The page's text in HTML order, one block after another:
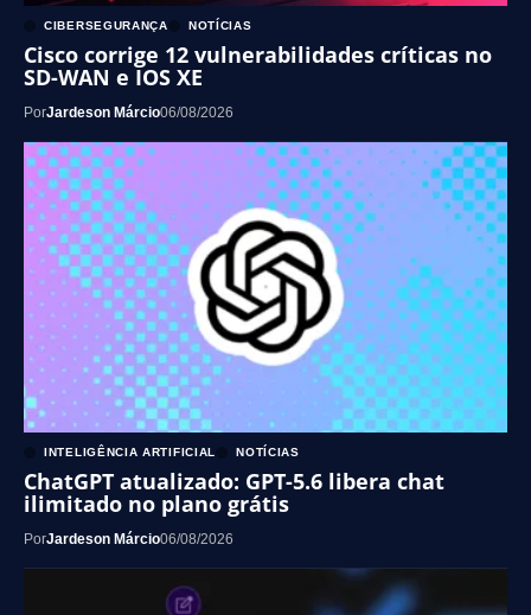
CIBERSEGURANÇA NOTÍCIAS
Cisco corrige 12 vulnerabilidades críticas no
SD-WAN e IOS XE
PorJardeson Márcio06/08/2026
INTELIGÊNCIA ARTIFICIAL NOTÍCIAS
ChatGPT atualizado: GPT-5.6 libera chat
ilimitado no plano grátis
PorJardeson Márcio06/08/2026